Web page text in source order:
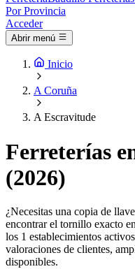
Por Provincia
Acceder
Abrir menú
Inicio
A Coruña
A Escravitude
Ferreterías
(2026)
¿Necesitas una copia de
encontrar el tornillo exacto
los 1 establecimientos
valoraciones de clientes,
disponibles.